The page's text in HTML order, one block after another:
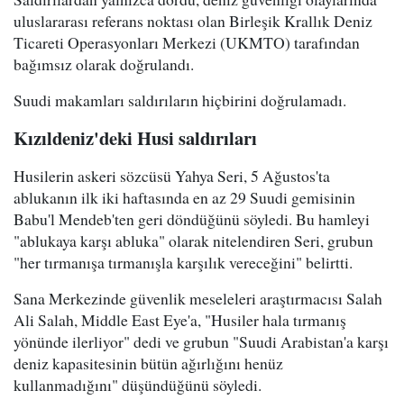
uluslararası referans noktası olan Birleşik Krallık Deniz
Ticareti Operasyonları Merkezi (UKMTO) tarafından
bağımsız olarak doğrulandı.
Suudi makamları saldırıların hiçbirini doğrulamadı.
Kızıldeniz'deki Husi saldırıları
Husilerin askeri sözcüsü Yahya Seri, 5 Ağustos'ta
ablukanın ilk iki haftasında en az 29 Suudi gemisinin
Babu'l Mendeb'ten geri döndüğünü söyledi. Bu hamleyi
"ablukaya karşı abluka" olarak nitelendiren Seri, grubun
"her tırmanışa tırmanışla karşılık vereceğini" belirtti.
Sana Merkezinde güvenlik meseleleri araştırmacısı Salah
Ali Salah, Middle East Eye'a, "Husiler hala tırmanış
yönünde ilerliyor" dedi ve grubun "Suudi Arabistan'a karşı
deniz kapasitesinin bütün ağırlığını henüz
kullanmadığını" düşündüğünü söyledi.